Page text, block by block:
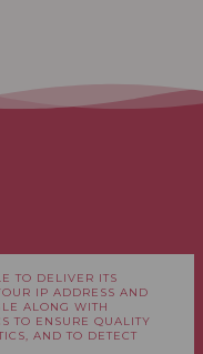
INSTAGRAM
TO DELIVER ITS
IP ADDRESS AND
ALONG WITH
TO ENSURE QUALITY
AND TO DETECT